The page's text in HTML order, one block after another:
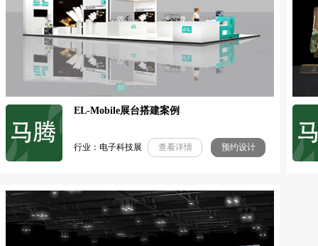
EL-Mobile展台搭建案例
行业：电子科技展 查看详情 预约设计